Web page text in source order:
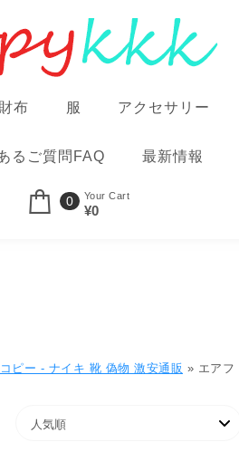
財布 服 アクセサリー
るご質問FAQ 最新情報
0 Your Cart
¥0
ピー - ナイキ 靴 偽物 激安通販 » エアフ